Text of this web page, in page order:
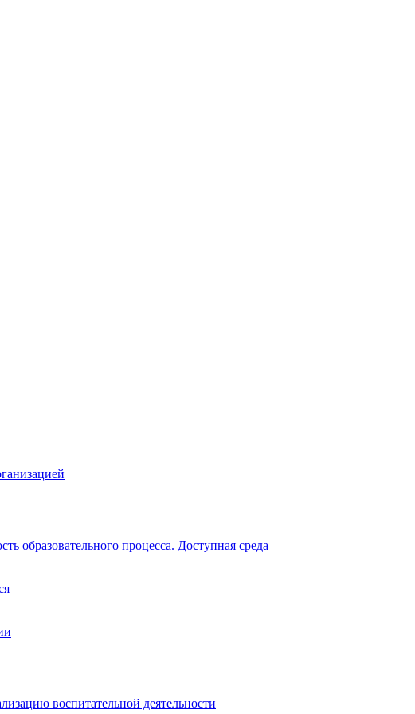
образовательного процесса. Доступная среда
воспитательной деятельности